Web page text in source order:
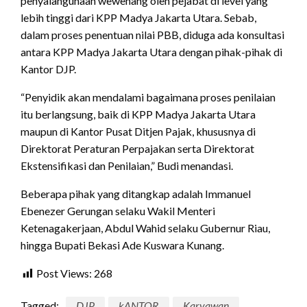
lebih tinggi dari KPP Madya Jakarta Utara. Sebab,
dalam proses penentuan nilai PBB, diduga ada konsultasi
antara KPP Madya Jakarta Utara dengan pihak-pihak di
Kantor DJP.
“Penyidik akan mendalami bagaimana proses penilaian
itu berlangsung, baik di KPP Madya Jakarta Utara
maupun di Kantor Pusat Ditjen Pajak, khususnya di
Direktorat Peraturan Perpajakan serta Direktorat
Ekstensifikasi dan Penilaian,” Budi menandasi.
Beberapa pihak yang ditangkap adalah Immanuel
Ebenezer Gerungan selaku Wakil Menteri
Ketenagakerjaan, Abdul Wahid selaku Gubernur Riau,
hingga Bupati Bekasi Ade Kuswara Kunang.
Post Views: 268